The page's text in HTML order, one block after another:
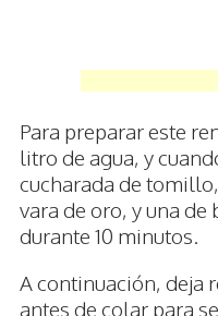
Para preparar este
litro de agua, y
cucharada de
vara de oro, y una
durante 10 minutos.
A continuación, deja
antes de colar para